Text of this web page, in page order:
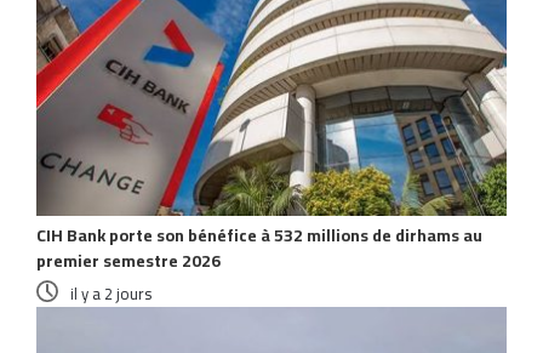
CIH Bank porte son bénéfice à 532 millions de dirhams au
premier semestre 2026
il y a 2 jours